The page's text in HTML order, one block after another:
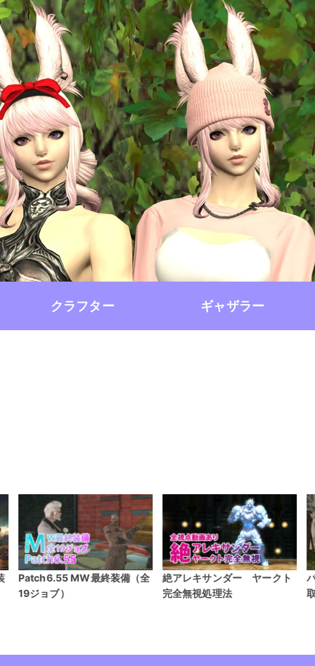
クラフター ギャザラー
絶アレキサンダー ヤークト
完全無視処理法
パッチ6.4伝説採取場所と採
取時間